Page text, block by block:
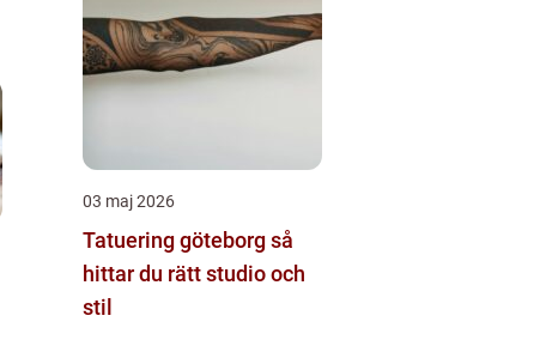
03 maj 2026
Tatuering göteborg så
hittar du rätt studio och
stil